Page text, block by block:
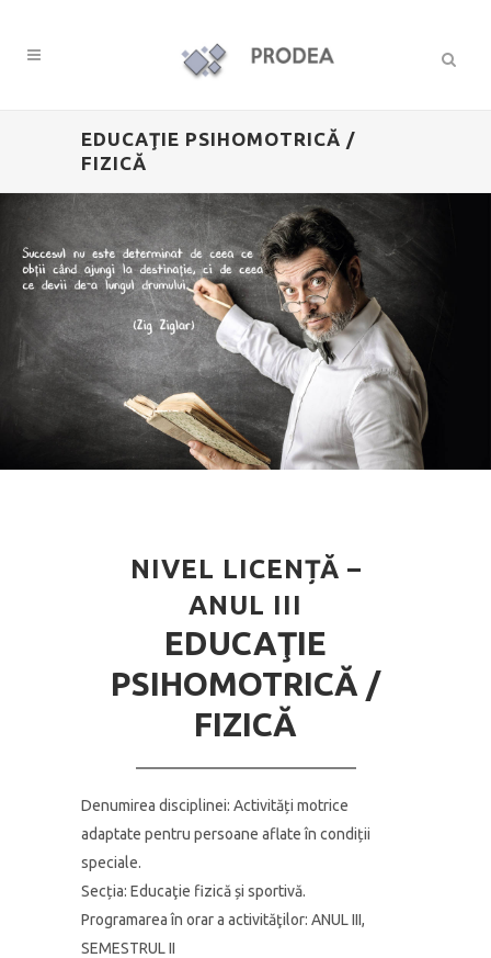
EDUCAŢIE PSIHOMOTRICĂ /
FIZICĂ
NIVEL LICENȚĂ –
ANUL III
EDUCAŢIE
PSIHOMOTRICĂ /
FIZICĂ
Denumirea disciplinei: Activități motrice
adaptate pentru persoane aflate în condiții
speciale.
Secția: Educaţie fizică și sportivă.
Programarea în orar a activităţilor: ANUL III,
SEMESTRUL II